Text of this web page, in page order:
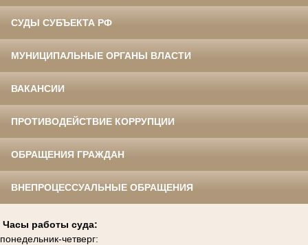
СУДЫ СУБЪЕКТА РФ
МУНИЦИПАЛЬНЫЕ ОРГАНЫ ВЛАСТИ
ВАКАНСИИ
ПРОТИВОДЕЙСТВИЕ КОРРУПЦИИ
ОБРАЩЕНИЯ ГРАЖДАН
ВНЕПРОЦЕССУАЛЬНЫЕ ОБРАЩЕНИЯ
Часы работы суда:
понедельник-четверг: